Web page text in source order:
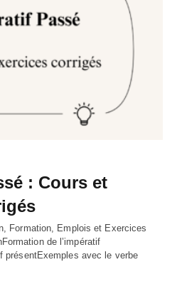
: Cours et
Formation, Emplois et Exercices
de l’impératif
présentExemples avec le verbe